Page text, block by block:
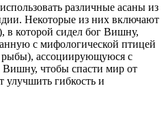
различные асаны из
Некоторые из них включают
в которой сидел бог Вишну,
с мифологической птицей
рыбы), ассоциирующуюся с
Вишну, чтобы спасти мир от
гибкость и